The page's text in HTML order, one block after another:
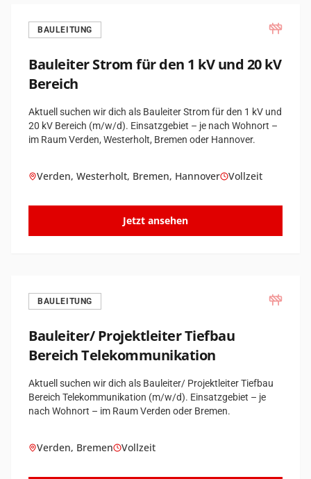
BAULEITUNG
Bauleiter Strom für den 1 kV und 20 kV
Bereich
Aktuell suchen wir dich als Bauleiter Strom für den 1 kV und
20 kV Bereich (m/w/d). Einsatzgebiet – je nach Wohnort –
im Raum Verden, Westerholt, Bremen oder Hannover.
Verden, Westerholt, Bremen, Hannover Vollzeit
Jetzt ansehen
BAULEITUNG
Bauleiter/ Projektleiter Tiefbau
Bereich Tele­kommunikation
Aktuell suchen wir dich als Bauleiter/ Projektleiter Tiefbau
Bereich Telekommunikation (m/w/d). Einsatzgebiet – je
nach Wohnort – im Raum Verden oder Bremen.
Verden, Bremen Vollzeit